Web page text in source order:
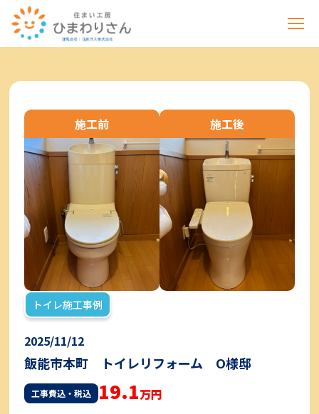
施工前 施工後
トイレ施工事例
2025/11/12
飯能市本町 トイレリフォーム O様邸
工事費込・税込 19.1万円